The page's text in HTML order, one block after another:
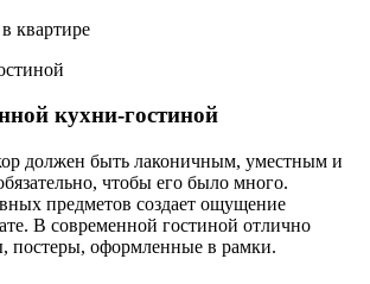
кухни-гостиной
должен быть лаконичным, уместным и
чтобы его было много.
предметов создает ощущение
В современной гостиной отлично
постеры, оформленные в рамки.